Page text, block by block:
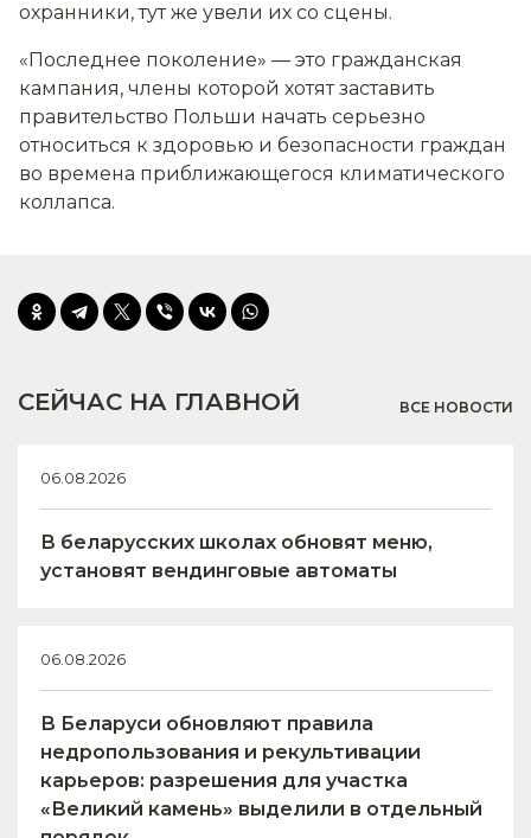
охранники, тут же увели их со сцены.
«Последнее поколение» — это гражданская
кампания, члены которой хотят заставить
правительство Польши начать серьезно
относиться к здоровью и безопасности граждан
во времена приближающегося климатического
коллапса.
СЕЙЧАС НА ГЛАВНОЙ ВСЕ НОВОСТИ
06.08.2026
В беларусских школах обновят меню,
установят вендинговые автоматы
06.08.2026
В Беларуси обновляют правила
недропользования и рекультивации
карьеров: разрешения для участка
«Великий камень» выделили в отдельный